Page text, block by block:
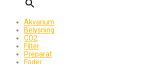
Akvarium
Belysning
CO2
Filter
Preparat
Foder